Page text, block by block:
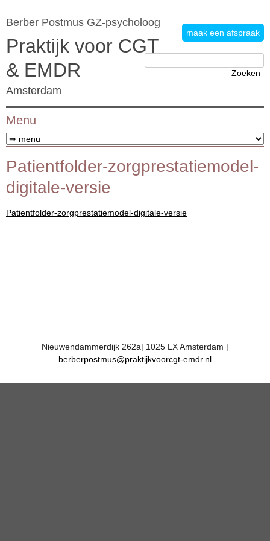
maak een afspraak
Berber Postmus GZ-psycholoog
Praktijk voor CGT
& EMDR
Amsterdam
Menu
Ga naar de inhoud
Patientfolder-zorgprestatiemodel-
digitale-versie
Patientfolder-zorgprestatiemodel-digitale-versie
Nieuwendammerdijk 262a| 1025 LX Amsterdam |
berberpostmus@praktijkvoorcgt-emdr.nl